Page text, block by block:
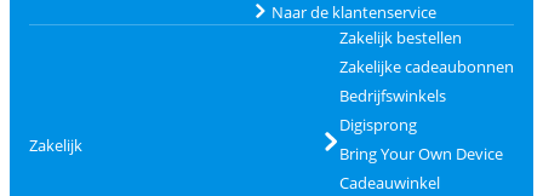
Naar de klantenservice
Zakelijk
Zakelijk bestellen
Zakelijke cadeaubonnen
Bedrijfswinkels
Digisprong
Bring Your Own Device
Cadeauwinkel